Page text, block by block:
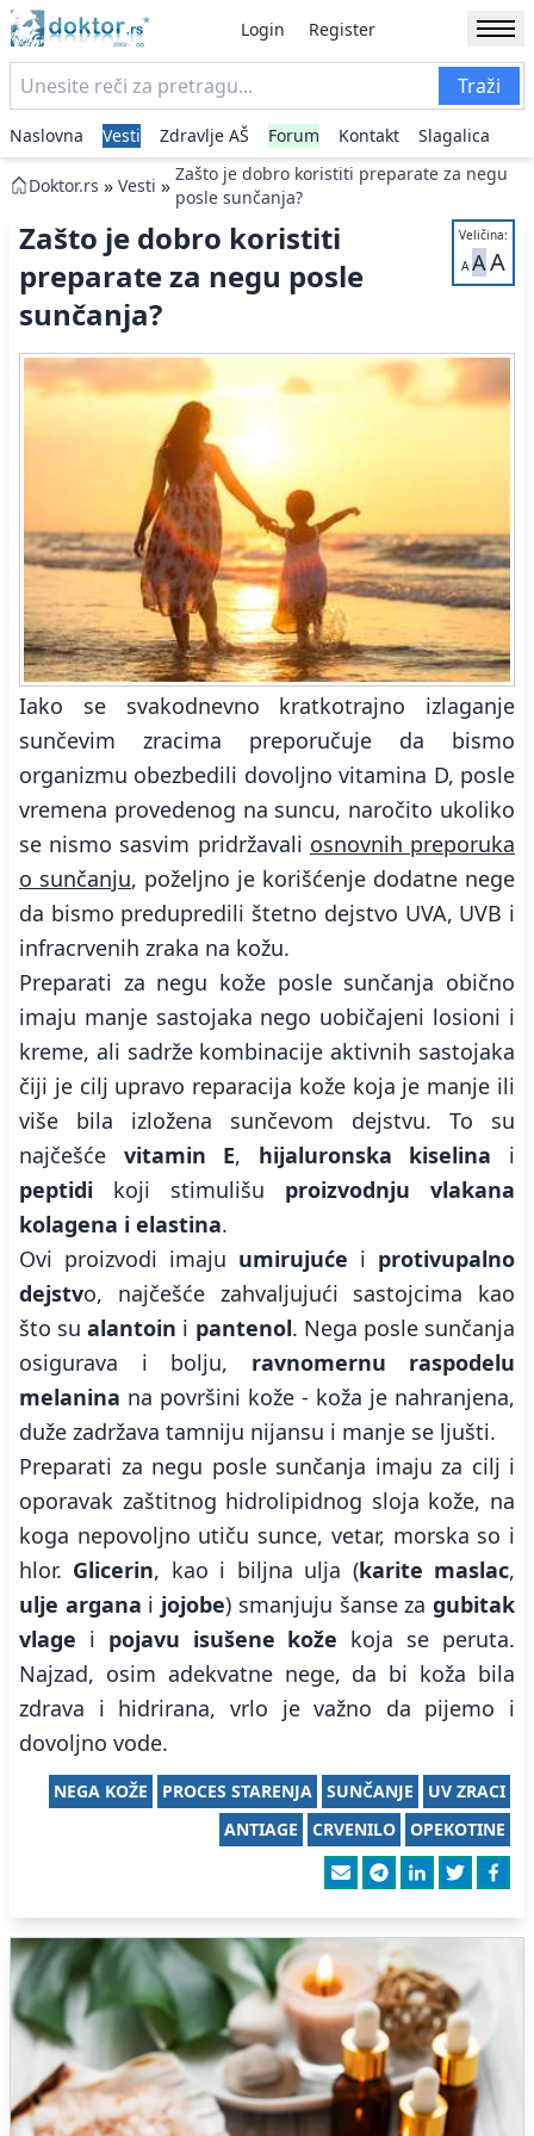
Login Register
Traži
Naslovna Vesti Zdravlje AŠ Forum Kontakt Slagalica
Doktor.rs » Vesti » Zašto je dobro koristiti preparate za negu
posle sunčanja?
Veličina:
A AA
Zašto je dobro koristiti
preparate za negu posle
sunčanja?
Iako se svakodnevno kratkotrajno izlaganje
sunčevim zracima preporučuje da bismo
organizmu obezbedili dovoljno vitamina D, posle
vremena provedenog na suncu, naročito ukoliko
se nismo sasvim pridržavali osnovnih preporuka
o sunčanju, poželjno je korišćenje dodatne nege
da bismo predupredili štetno dejstvo UVA, UVB i
infracrvenih zraka na kožu.
Preparati za negu kože posle sunčanja obično
imaju manje sastojaka nego uobičajeni losioni i
kreme, ali sadrže kombinacije aktivnih sastojaka
čiji je cilj upravo reparacija kože koja je manje ili
više bila izložena sunčevom dejstvu. To su
najčešće vitamin E, hijaluronska kiselina i
peptidi koji stimulišu proizvodnju vlakana
kolagena i elastina.
Ovi proizvodi imaju umirujuće i protivupalno
dejstvo, najčešće zahvaljujući sastojcima kao
što sualantoin i pantenol. Nega posle sunčanja
osigurava i bolju, ravnomernu raspodelu
melanina na površini kože - koža je nahranjena,
duže zadržava tamniju nijansu i manje se ljušti.
Preparati za negu posle sunčanja imaju za cilj i
oporavak zaštitnog hidrolipidnog sloja kože, na
koga nepovoljno utiču sunce, vetar, morska so i
hlor. Glicerin, kao i biljna ulja (karite maslac,
ulje argana i jojobe) smanjuju šanse zagubitak
vlage i pojavu isušene kože koja se peruta.
Najzad, osim adekvatne nege, da bi koža bila
zdrava i hidrirana, vrlo je važno da pijemo i
dovoljno vode.
UV ZRACI
SUNČANJE
PROCES STARENJA
NEGA KOŽE
OPEKOTINE
CRVENILO
ANTIAGE